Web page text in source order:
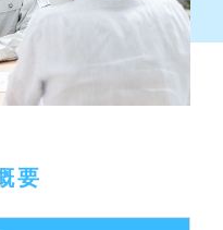
要